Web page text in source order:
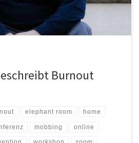
Burnout
elephant room home
mobbing online